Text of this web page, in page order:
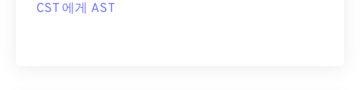
CST 에게 AST